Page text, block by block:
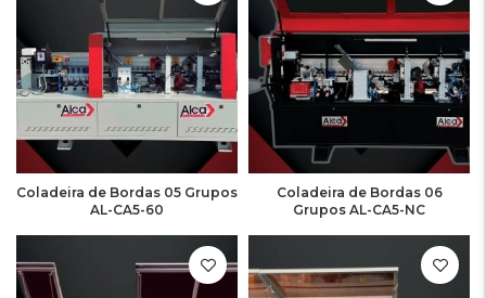
Coladeira de Bordas 05 Grupos
AL-CA5-60
Coladeira de Bordas 06
Grupos AL-CA5-NC